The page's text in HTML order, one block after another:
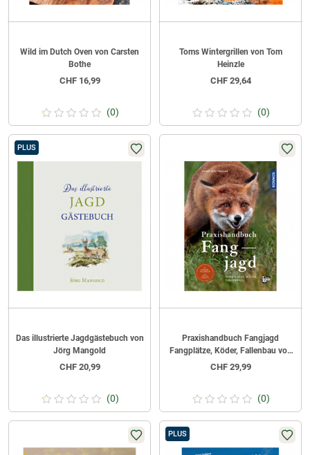
Wild im Dutch Oven von Carsten
Bothe
CHF16,99
(0)
Toms Wintergrillen von Tom
Heinzle
CHF29,64
(0)
PLUS
Das illustrierte Jagdgästebuch von
Jörg Mangold
CHF20,99
(0)
Praxishandbuch Fangjagd
Fangplätze, Köder, Fallenbau von
Andre Westerkamp
CHF29,99
(0)
PLUS